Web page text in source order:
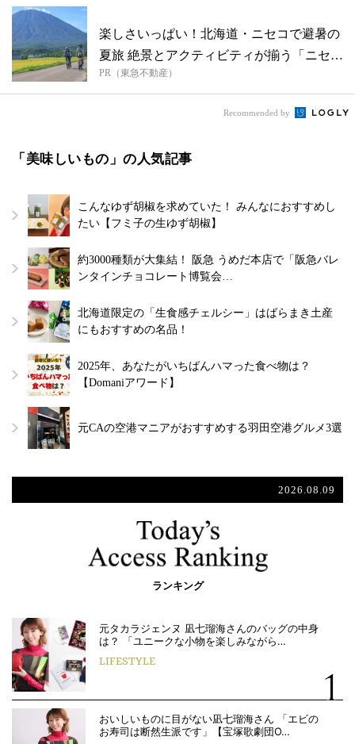
楽しさいっぱい！北海道・ニセコで避暑の
夏旅 絶景とアクティビティが揃う「ニセコ
東...
PR（東急不動産）
Recommended by
「美味しいもの」の人気記事
こんなゆず胡椒を求めていた！ みんなにおすすめし
たい【フミ子の生ゆず胡椒】
約3000種類が大集結！ 阪急 うめだ本店で「阪急バレ
ンタインチョコレート博覧会…
北海道限定の「生食感チェルシー」はばらまき土産
にもおすすめの名品！
2025年、あなたがいちばんハマった食べ物は？
【Domaniアワード】
元CAの空港マニアがおすすめする羽田空港グルメ3選
2026.08.09
ランキング
元タカラジェンヌ 凪七瑠海さんのバッグの中身
は？ 「ユニークな小物を楽しみながら…
LIFESTYLE
おいしいものに目がない凪七瑠海さん 「エビの
お寿司は断然生派です」【宝塚歌劇団O…